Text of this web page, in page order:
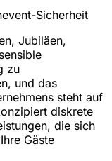
Sicherheit
Jubiläen,
zu
und das
steht auf
diskrete
die sich
Gäste